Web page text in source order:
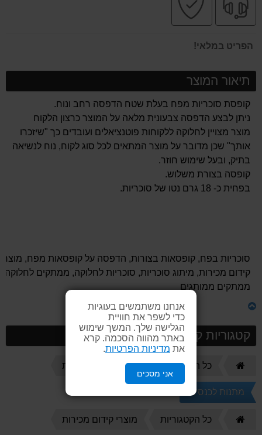
אנחנו משתמשים בעוגיות
כדי לשפר את חוויית
הגלישה שלך. המשך שימוש
באתר מהווה הסכמה. קרא
את מדיניות הפרטיות
אני מסכים
מקצועי
הפריט במלאי!
תיאור המוצר
קופסת סוכריות מפח בעלת שטח הדפסה רחב ונוח.
ניתן לבצע הדפסה צבעונית מלאה על המוצר כרצון הלקוח
מוצר מצויין לחלוקה ללקוחות פוטנציאלים ועובדים כך "שיזכרו
אותך" שכן מדובר על מוצר המתאים לכל סוג לקוח, נוח לנשיאה
בתיק, ובעל שימוש חוזר.
קופסה בצורת משלוש.
בפחית כ- 18 גרם נטו של סוכריות.
סוכריות בפח, קופסאות בצורות, הדפסה על קופסאות מפח, מוצרי
קידום מכירות, מיתוג סוכריות, סוכריות לחלוקה, ממתקים לחלוקה,
ממתקים ממותגים
קטגוריות קשורות
כל הקטגוריות מוצרי קידום מכירות
מתנות לכנסים
כל הקטגוריות מוצרי קידום מכירות